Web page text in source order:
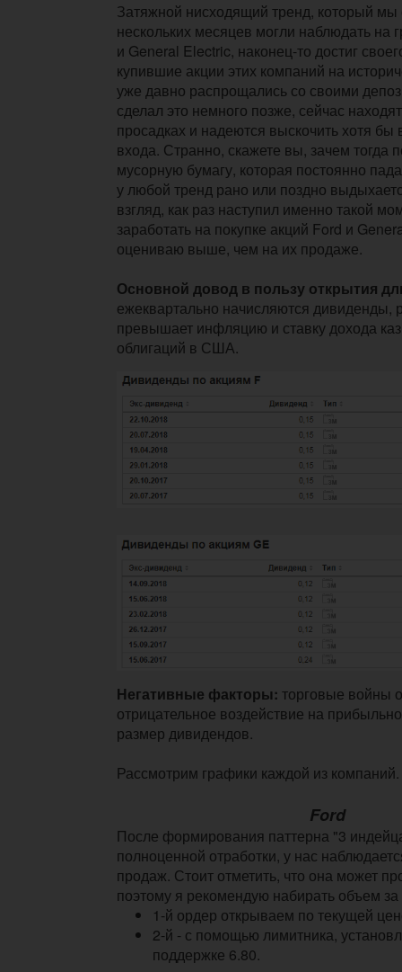
Затяжной нисходящий тренд, который мы
нескольких месяцев могли наблюдать на
и General Electric, наконец-то достиг
купившие акции этих компаний на
уже давно распрощались со своими
сделал это немного позже, сейчас
просадках и надеются выскочить хотя бы
входа. Странно, скажете вы, зачем тогда
мусорную бумагу, которая постоянно
у любой тренд рано или поздно
взгляд, как раз наступил именно такой
заработать на покупке акций Ford и
оцениваю выше, чем на их продаже.
Основной довод в пользу открытия
ежеквартально начисляются дивиденды,
превышает инфляцию и ставку дохода
облигаций в США.
Негативные факторы: торговые войны
отрицательное воздействие на
размер дивидендов.
Рассмотрим графики каждой из компаний.
Ford
После формирования паттерна "3
полноценной отработки, у нас
продаж. Стоит отметить, что она может
поэтому я рекомендую набирать объем за
1-й ордер открываем по текущей
2-й - с помощью лимитника,
поддержке 6.80.